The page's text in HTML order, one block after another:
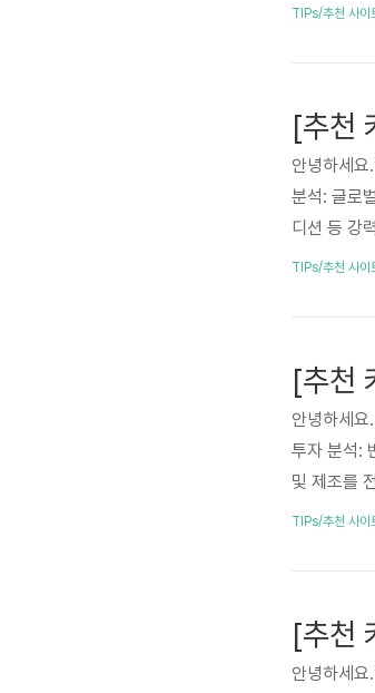
필수적인
TIPs/추천 사이
안녕하세
분석: 글로
디션 등 강
공적인 확
TIPs/추천 사이
안녕하세
투자 분석:
및 제조를
로 성장해
TIPs/추천 사이
안녕하세